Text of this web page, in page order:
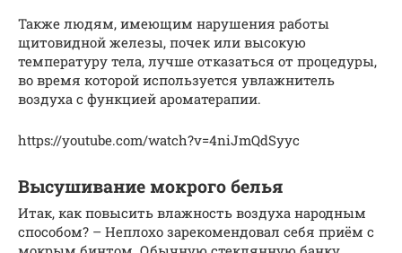
Также людям, имеющим нарушения работы
щитовидной железы, почек или высокую
температуру тела, лучше отказаться от процедуры,
во время которой используется увлажнитель
воздуха с функцией ароматерапии.
https://youtube.com/watch?v=4niJmQdSyyc
Высушивание мокрого белья
Итак, как повысить влажность воздуха народным
способом? – Неплохо зарекомендовал себя приём с